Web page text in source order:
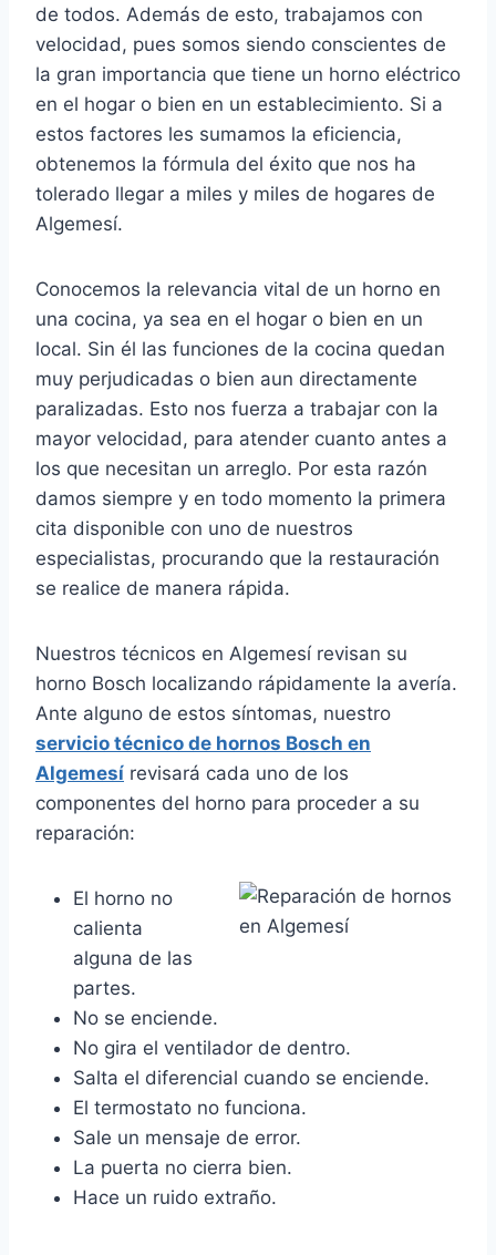
de todos. Además de esto, trabajamos con
velocidad, pues somos siendo conscientes de
la gran importancia que tiene un horno eléctrico
en el hogar o bien en un establecimiento. Si a
estos factores les sumamos la eficiencia,
obtenemos la fórmula del éxito que nos ha
tolerado llegar a miles y miles de hogares de
Algemesí.
Conocemos la relevancia vital de un horno en
una cocina, ya sea en el hogar o bien en un
local. Sin él las funciones de la cocina quedan
muy perjudicadas o bien aun directamente
paralizadas. Esto nos fuerza a trabajar con la
mayor velocidad, para atender cuanto antes a
los que necesitan un arreglo. Por esta razón
damos siempre y en todo momento la primera
cita disponible con uno de nuestros
especialistas, procurando que la restauración
se realice de manera rápida.
Nuestros técnicos en Algemesí revisan su
horno Bosch localizando rápidamente la avería.
Ante alguno de estos síntomas, nuestro
servicio técnico de hornos Bosch en
Algemesí revisará cada uno de los
componentes del horno para proceder a su
reparación:
El horno no
calienta
alguna de las
partes.
No se enciende.
No gira el ventilador de dentro.
Salta el diferencial cuando se enciende.
El termostato no funciona.
Sale un mensaje de error.
La puerta no cierra bien.
Hace un ruido extraño.